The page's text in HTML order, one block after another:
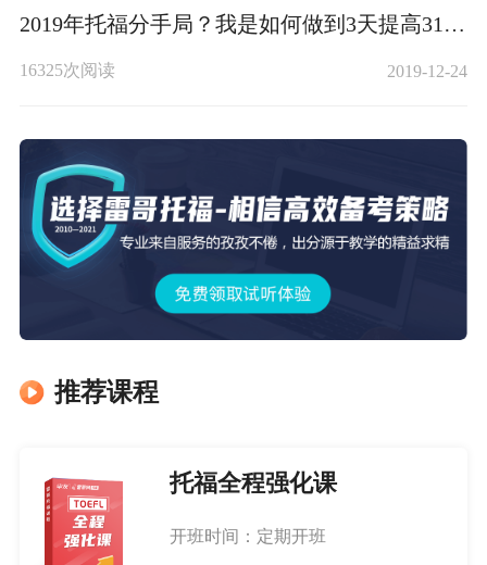
2019年托福分手局？我是如何做到3天提高31分的？
16325次阅读 2019-12-24
推荐课程
托福全程强化课
开班时间：定期开班